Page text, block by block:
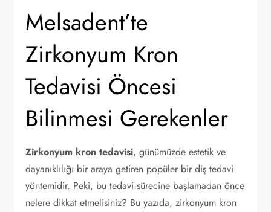
Melsadent’te
Zirkonyum Kron
Tedavisi Öncesi
Bilinmesi Gerekenler
Zirkonyum kron tedavisi, günümüzde estetik ve
dayanıklılığı bir araya getiren popüler bir diş tedavi
yöntemidir. Peki, bu tedavi sürecine başlamadan önce
nelere dikkat etmelisiniz? Bu yazıda, zirkonyum kron